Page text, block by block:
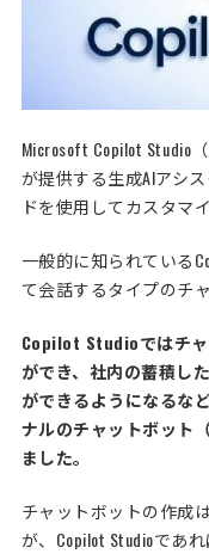
Microsoft Copilot Studio
が提供する生成AIアシ
ドを使用してカスタマ
一般的に知られている
て会話するタイプのチ
Copilot Studioではチ
ができ、社内の蓄積し
ができるようになるな
ナルのチャットボット
ました。
チャットボットの作成
が、Copilot Studioであ